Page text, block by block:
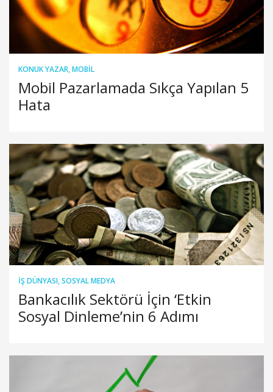
KONUK YAZAR,MOBIL
Mobil Pazarlamada Sıkça Yapılan 5
Hata
İŞ DÜNYASI,SOSYAL MEDYA
Bankacılık Sektörü İçin ‘Etkin
Sosyal Dinleme’nin 6 Adımı